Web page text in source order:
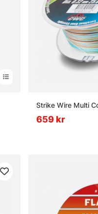
och bulkspole?
Strike Wire Multi
659 kr